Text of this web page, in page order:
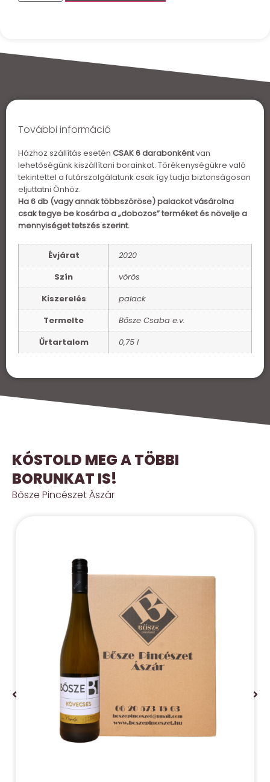
További információ
Házhoz szállítás esetén CSAK 6 darabonkéntvan
lehetőségünk kiszállítani borainkat. Törékenységükre való
tekintettel a futárszolgálatunk csak így tudja biztonságosan
eljuttatni Önhöz.
Ha 6 db (vagy annak többszöröse) palackot vásárolna
csak tegye be kosárba a „dobozos” terméket és növelje a
mennyiséget tetszés szerint.
Évjárat
2020
Szín
vörös
Kiszerelés
palack
Termelte
Bősze Csaba e.v.
Űrtartalom
0,75 l
KÓSTOLD MEG A TÖBBI
BORUNKAT IS!
Bősze Pincészet Ászár